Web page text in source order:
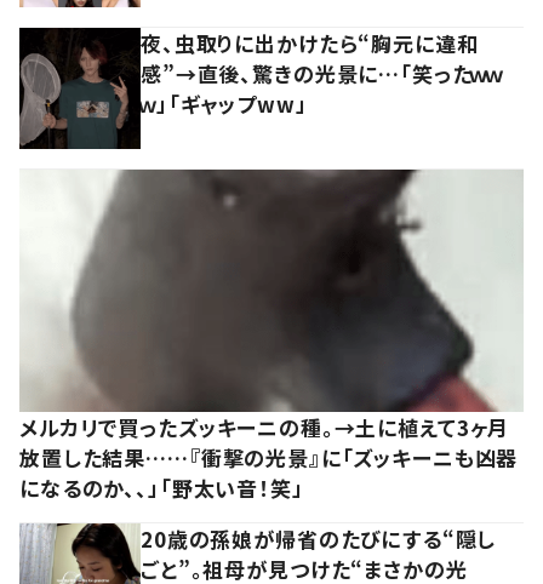
夜、虫取りに出かけたら“胸元に違和
感”→直後、驚きの光景に…「笑ったｗｗ
ｗ」「ギャップww」
メルカリで買ったズッキーニの種。→土に植えて3ヶ月
放置した結果……『衝撃の光景』に「ズッキーニも凶器
になるのか、、」「野太い音！笑」
20歳の孫娘が帰省のたびにする“隠し
ごと”。祖母が見つけた“まさかの光